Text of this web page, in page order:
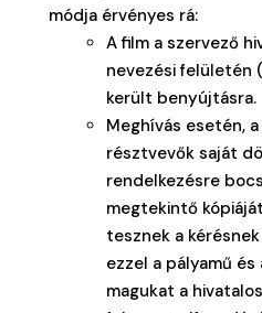
módja érvényes rá:
A film a szervező
nevezési felületén (
került benyújtásra.
Meghívás esetén,
résztvevők saját
rendelkezésre
megtekintő
tesznek a
ezzel a pályamű
magukat a